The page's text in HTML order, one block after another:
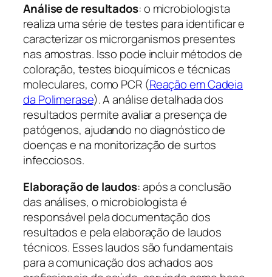
Análise de resultados: o microbiologista
realiza uma série de testes para identificar e
caracterizar os microrganismos presentes
nas amostras. Isso pode incluir métodos de
coloração, testes bioquímicos e técnicas
moleculares, como PCR (Reação em Cadeia
da Polimerase). A análise detalhada dos
resultados permite avaliar a presença de
patógenos, ajudando no diagnóstico de
doenças e na monitorização de surtos
infecciosos.
Elaboração de laudos: após a conclusão
das análises, o microbiologista é
responsável pela documentação dos
resultados e pela elaboração de laudos
técnicos. Esses laudos são fundamentais
para a comunicação dos achados aos